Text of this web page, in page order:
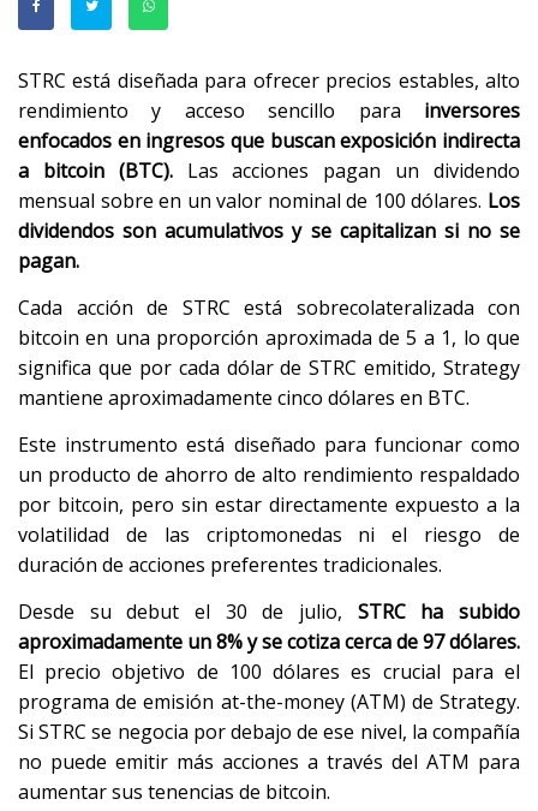
STRC está diseñada para ofrecer precios estables, alto
rendimiento y acceso sencillo para inversores
enfocados en ingresos que buscan exposición indirecta
a bitcoin (BTC).Las acciones pagan un dividendo
mensual sobre en un valor nominal de 100 dólares. Los
dividendos son acumulativos y se capitalizan si no se
pagan.
Cada acción de STRC está sobrecolateralizada con
bitcoin en una proporción aproximada de 5 a 1, lo que
significa que por cada dólar de STRC emitido, Strategy
mantiene aproximadamente cinco dólares en BTC.
Este instrumento está diseñado para funcionar como
un producto de ahorro de alto rendimiento respaldado
por bitcoin, pero sin estar directamente expuesto a la
volatilidad de las criptomonedas ni el riesgo de
duración de acciones preferentes tradicionales.
Desde su debut el 30 de julio, STRC ha subido
aproximadamente un 8% y se cotiza cerca de 97 dólares.
El precio objetivo de 100 dólares es crucial para el
programa de emisión at-the-money (ATM) de Strategy.
Si STRC se negocia por debajo de ese nivel, la compañía
no puede emitir más acciones a través del ATM para
aumentar sus tenencias de bitcoin.